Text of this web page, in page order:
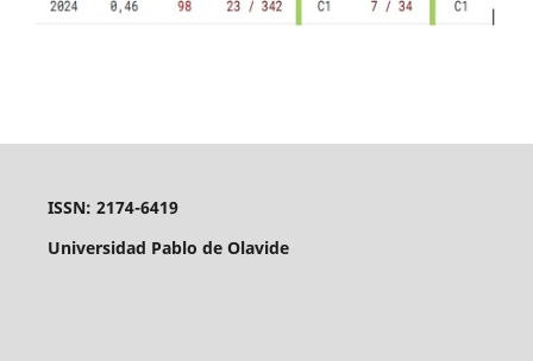
ISSN: 2174-6419
Universidad Pablo de Olavide